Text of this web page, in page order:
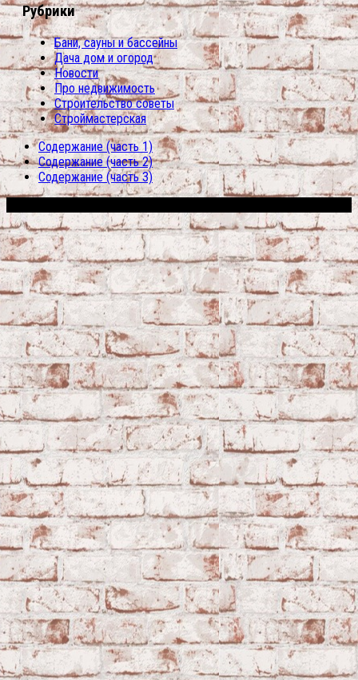
Рубрики
Бани, сауны и бассейны
Дача дом и огород
Новости
Про недвижимость
Строительство советы
Строймастерская
Содержание (часть 1)
Содержание (часть 2)
Содержание (часть 3)